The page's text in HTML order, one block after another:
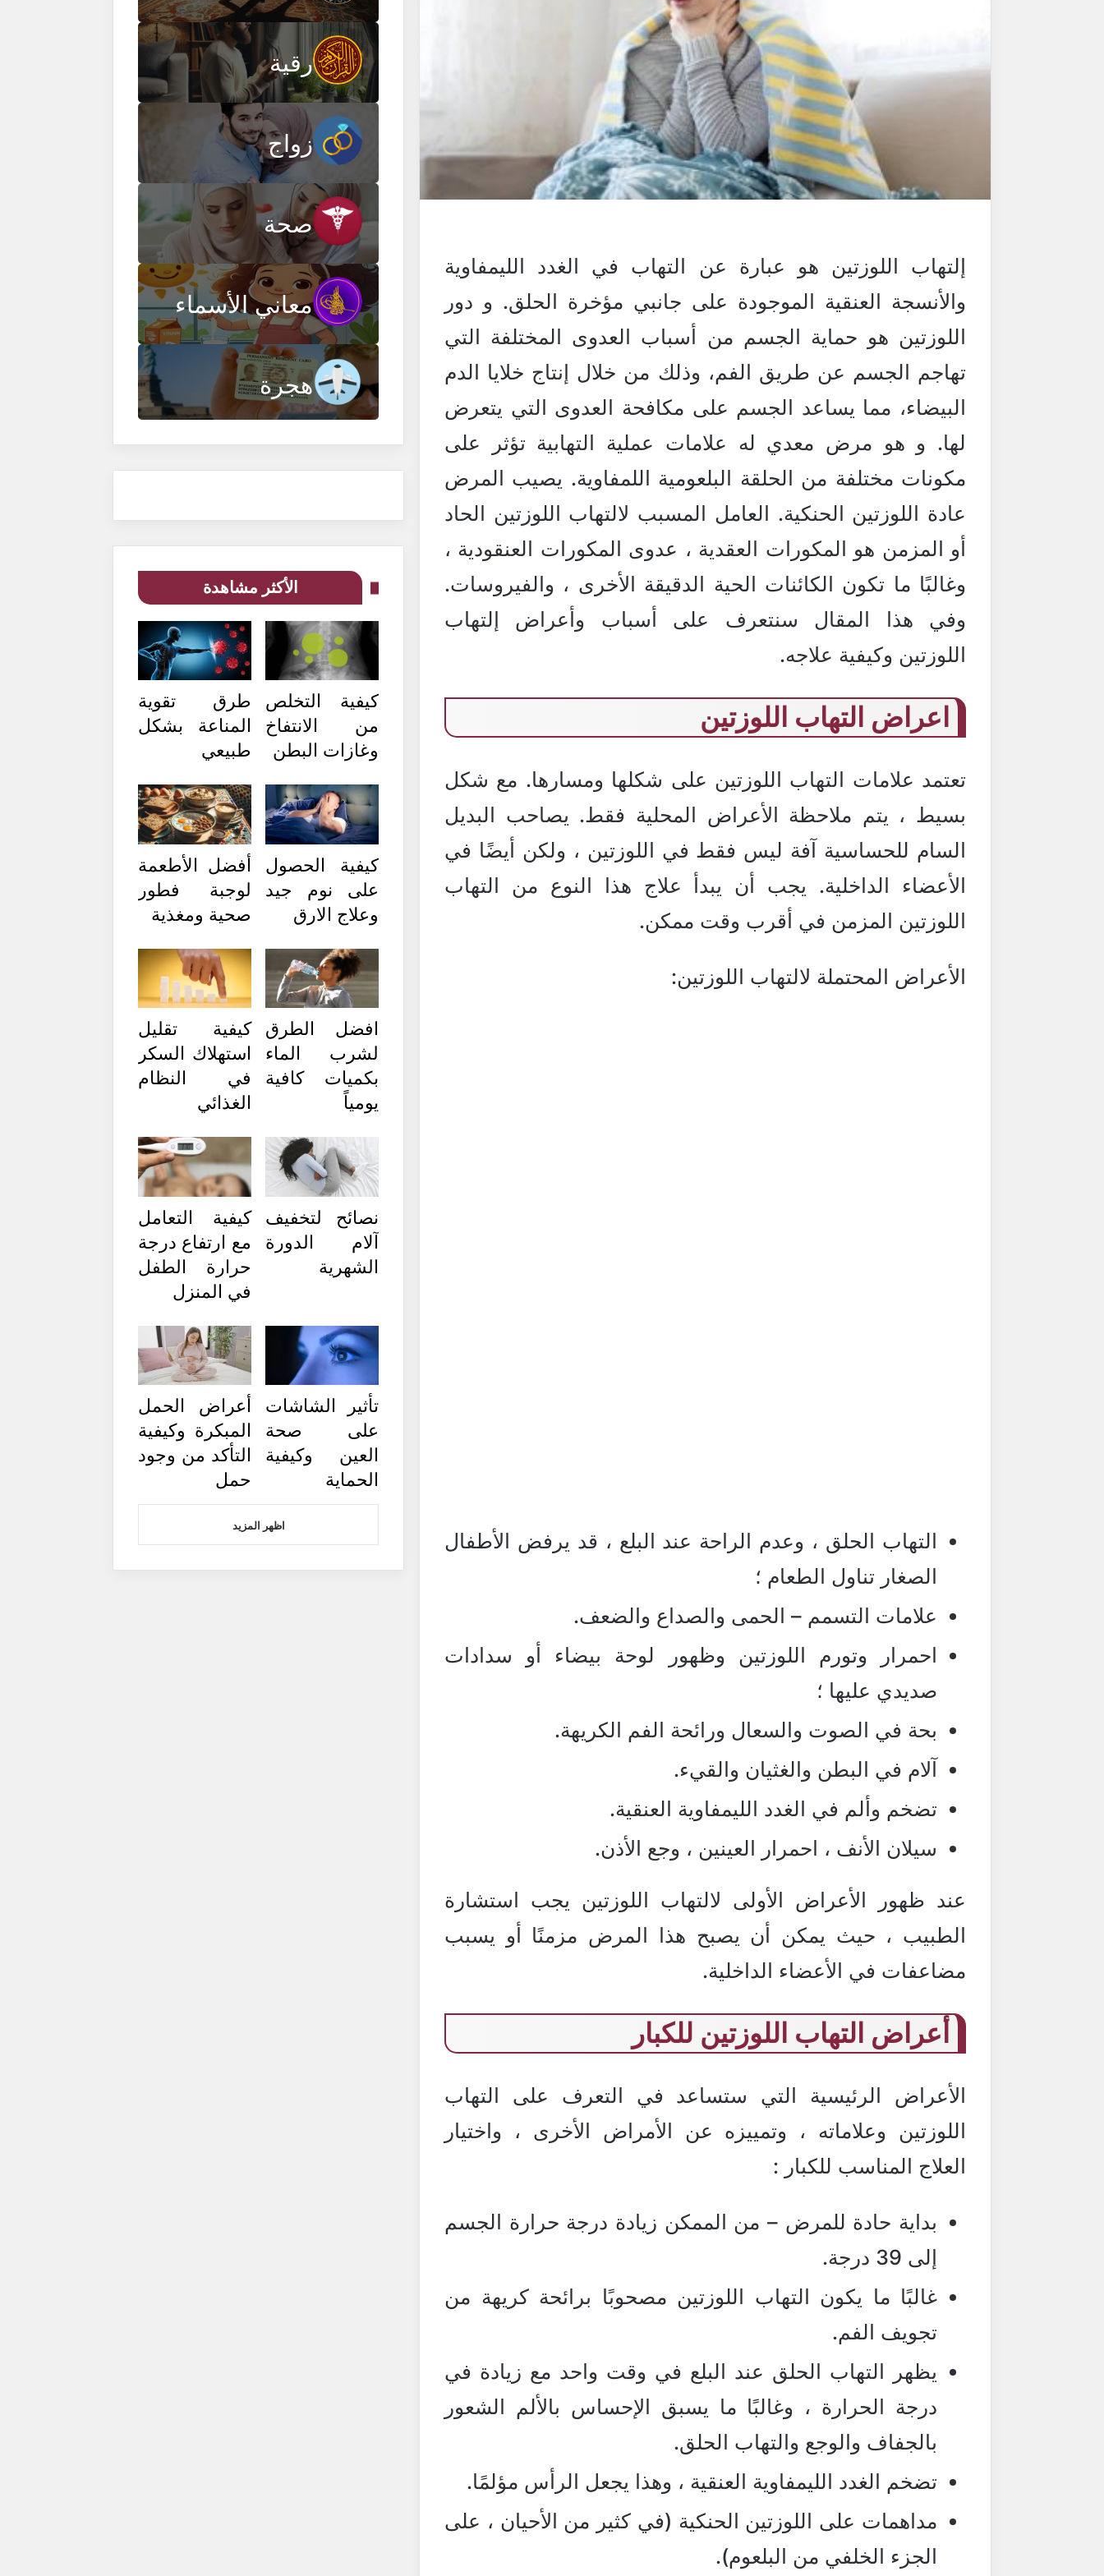
إلتهاب اللوزتين هو عبارة عن التهاب في الغدد الليمفاوية
والأنسجة العنقية الموجودة على جانبي مؤخرة الحلق. و دور
اللوزتين هو حماية الجسم من أسباب العدوى المختلفة التي
تهاجم الجسم عن طريق الفم، وذلك من خلال إنتاج خلايا الدم
البيضاء، مما يساعد الجسم على مكافحة العدوى التي يتعرض
لها. و هو مرض معدي له علامات عملية التهابية تؤثر على
مكونات مختلفة من الحلقة البلعومية اللمفاوية. يصيب المرض
عادة اللوزتين الحنكية. العامل المسبب لالتهاب اللوزتين الحاد
أو المزمن هو المكورات العقدية ، عدوى المكورات العنقودية ،
وغالبًا ما تكون الكائنات الحية الدقيقة الأخرى ، والفيروسات.
وفي هذا المقال سنتعرف على أسباب وأعراض إلتهاب
اللوزتين وكيفية علاجه.
اعراض التهاب اللوزتين
تعتمد علامات التهاب اللوزتين على شكلها ومسارها. مع شكل
بسيط ، يتم ملاحظة الأعراض المحلية فقط. يصاحب البديل
السام للحساسية آفة ليس فقط في اللوزتين ، ولكن أيضًا في
الأعضاء الداخلية. يجب أن يبدأ علاج هذا النوع من التهاب
اللوزتين المزمن في أقرب وقت ممكن.
الأعراض المحتملة لالتهاب اللوزتين:
التهاب الحلق ، وعدم الراحة عند البلع ، قد يرفض الأطفال
الصغار تناول الطعام ؛
علامات التسمم – الحمى والصداع والضعف.
احمرار وتورم اللوزتين وظهور لوحة بيضاء أو سدادات
صديدي عليها ؛
بحة في الصوت والسعال ورائحة الفم الكريهة.
آلام في البطن والغثيان والقيء.
تضخم وألم في الغدد الليمفاوية العنقية.
سيلان الأنف ، احمرار العينين ، وجع الأذن.
عند ظهور الأعراض الأولى لالتهاب اللوزتين يجب استشارة
الطبيب ، حيث يمكن أن يصبح هذا المرض مزمنًا أو يسبب
مضاعفات في الأعضاء الداخلية.
أعراض التهاب اللوزتين للكبار
الأعراض الرئيسية التي ستساعد في التعرف على التهاب
اللوزتين وعلاماته ، وتمييزه عن الأمراض الأخرى ، واختيار
العلاج المناسب للكبار :
بداية حادة للمرض – من الممكن زيادة درجة حرارة الجسم
إلى 39 درجة.
غالبًا ما يكون التهاب اللوزتين مصحوبًا برائحة كريهة من
تجويف الفم.
يظهر التهاب الحلق عند البلع في وقت واحد مع زيادة في
درجة الحرارة ، وغالبًا ما يسبق الإحساس بالألم الشعور
بالجفاف والوجع والتهاب الحلق.
تضخم الغدد الليمفاوية العنقية ، وهذا يجعل الرأس مؤلمًا.
مداهمات على اللوزتين الحنكية (في كثير من الأحيان ، على
الجزء الخلفي من البلعوم).
رقية
زواج
صحة
معاني الأسماء
هجرة
الأكثر مشاهدة
كيفية التخلص
من الانتفاخ
وغازات البطن
طرق تقوية
المناعة بشكل
طبيعي
كيفية الحصول
على نوم جيد
وعلاج الارق
أفضل الأطعمة
لوجبة فطور
صحية ومغذية
افضل الطرق
لشرب الماء
بكميات كافية
يومياً
كيفية تقليل
استهلاك السكر
في النظام
الغذائي
نصائح لتخفيف
آلام الدورة
الشهرية
كيفية التعامل
مع ارتفاع درجة
حرارة الطفل
في المنزل
تأثير الشاشات
على صحة
العين وكيفية
الحماية
أعراض الحمل
المبكرة وكيفية
التأكد من وجود
حمل
اظهر المزيد